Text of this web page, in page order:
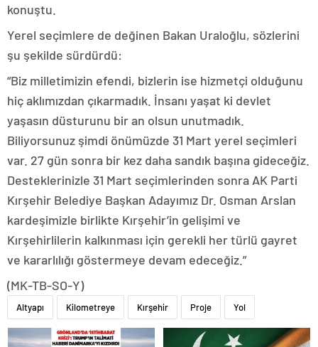
konuştu.
Yerel seçimlere de değinen Bakan Uraloğlu, sözlerini
şu şekilde sürdürdü:
“Biz milletimizin efendi, bizlerin ise hizmetçi olduğunu
hiç aklımızdan çıkarmadık. İnsanı yaşat ki devlet
yaşasın düsturunu bir an olsun unutmadık.
Biliyorsunuz şimdi önümüzde 31 Mart yerel seçimleri
var. 27 gün sonra bir kez daha sandık başına gideceğiz.
Desteklerinizle 31 Mart seçimlerinden sonra AK Parti
Kırşehir Belediye Başkan Adayımız Dr. Osman Arslan
kardeşimizle birlikte Kırşehir’in gelişimi ve
Kırşehirlilerin kalkınması için gerekli her türlü gayret
ve kararlılığı göstermeye devam edeceğiz.”
(MK-TB-SO-Y)
Altyapı Kilometreye Kırşehir Proje Yol